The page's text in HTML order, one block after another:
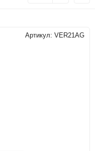
Артикул: VER21AG